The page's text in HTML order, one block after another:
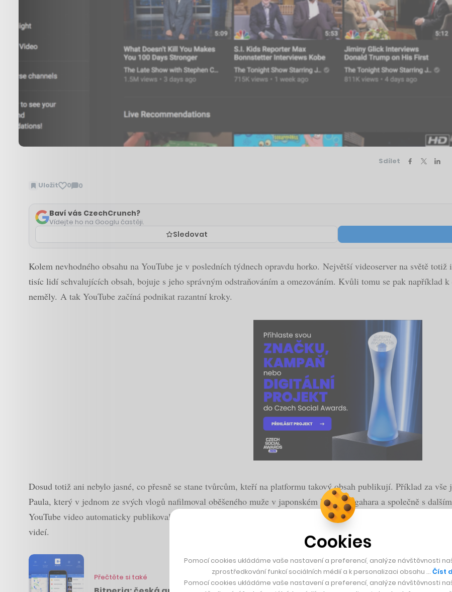
Sdílet
Uložit 0 0
Zobrazit
Baví vás CzechCrunch?
Vídejte ho na Googlu častěji.
Sledovat
Kolem nevhodného obsahu na YouTube je v posledních týdnech opravdu horko. Největší videoserver na světě
tisíc lidí schvalujících obsah, bojuje s jeho správným odstraňováním a omezováním. Kvůli tomu se pak například
neměly. A tak YouTube začíná podnikat razantní kroky.
Dosud totiž ani nebylo jasné, co přesně se stane tvůrcům, kteří na platformu takový obsah publikují. Příklad za vše
Paula, který v jednom ze svých vlogů nafilmoval oběšeného muže v japonském lese Aokigahara a společně s
YouTube video automaticky publikovalo mezi doporučená videa, později ale bylo vše ostraněno. I přes Paulovu
videí.
Přečtěte si také
Cookies
Pomocí cookies ukládáme vaše nastavení a preferencí, analýze návštěvnosti
zprostředkování funkcí sociálních médií a k personalizaci obsahu … Číst
Pomocí cookies ukládáme vaše nastavení a preferencí, analýze návštěvnosti